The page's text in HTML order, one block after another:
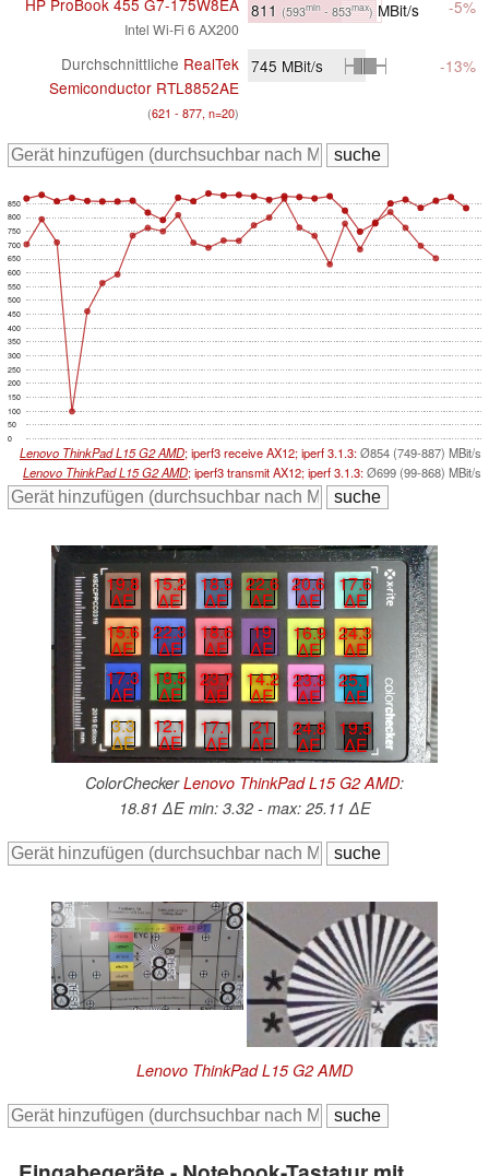
HP ProBook 455 G7-175W8EA
Intel Wi-Fi 6 AX200
811 (593min - 853max) MBit/s -5%
Durchschnittliche RealTek
Semiconductor RTL8852AE
(621 - 877, n=20)
745 MBit/s -13%
0
50
100
150
200
250
300
350
400
450
500
550
600
650
700
750
800
850
Lenovo ThinkPad L15 G2 AMD; iperf3 receive AX12; iperf 3.1.3:Ø854 (749-887) MBit/s
Lenovo ThinkPad L15 G2 AMD; iperf3 transmit AX12; iperf 3.1.3:Ø699 (99-868) MBit/s
19.8
∆E
15.2
∆E
18.9
∆E
22.6
∆E
20.6
∆E
17.6
∆E
15.6
∆E
22.3
∆E
18.6
∆E
19
∆E
16.9
∆E
24.3
∆E
17.3
∆E
18.5
∆E
23.7
∆E
14.2
∆E
23.3
∆E
25.1
∆E
3.3
∆E
12.1
∆E
17.1
∆E
21
∆E
24.8
∆E
19.5
∆E
ColorCheckerLenovo ThinkPad L15 G2 AMD:
18.81 ∆E min: 3.32 - max: 25.11 ∆E
Lenovo ThinkPad L15 G2 AMD